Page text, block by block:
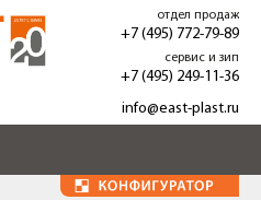
основному
содержанию
отдел продаж
+7 (495) 772-79-89
сервис и зип
+7 (495) 249-11-36
info@east-plast.ru